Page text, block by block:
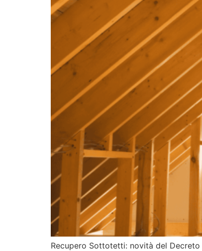
Recupero Sottotetti: novità del